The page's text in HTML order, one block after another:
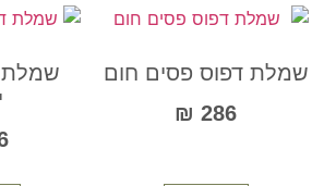
שמלת דפוס פסים חום
286
₪
שמלת